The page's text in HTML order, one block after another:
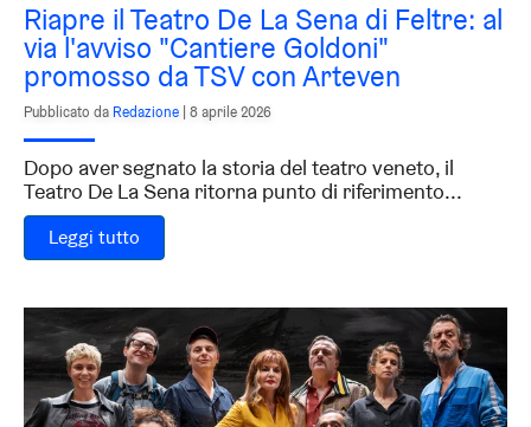
Riapre il Teatro De La Sena di Feltre: al
via l'avviso "Cantiere Goldoni"
promosso da TSV con Arteven
Pubblicato da Redazione 8 aprile 2026
Dopo aver segnato la storia del teatro veneto, il
Teatro De La Sena ritorna punto di riferimento...
Leggi tutto